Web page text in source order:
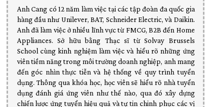
Anh Cang có 12 năm làm việc tại các tập đoàn đa quốc gia
hàng đầu như Unilever, BAT, Schneider Electric, và Daikin.
Anh đã làm việc ở nhiều lĩnh vực từ FMCG, B2B đến Home
Appliances. Sở hữu bằng Thạc sĩ từ Solvay Brussels
School cùng kinh nghiệm làm việc và hiểu rõ những ứng
viên tiềm năng trong môi trường doanh nghiệp, anh mang
đến góc nhìn thực tiễn và hệ thống về quy trình tuyển
dụng. Thông qua khóa học, học viên sẽ hiểu rõ nhà tuyển
dụng đánh giá ứng viên như thế nào, qua đó xây dựng
chiến lược ứng tuyển hiệu quả và tự tin chinh phục các vị